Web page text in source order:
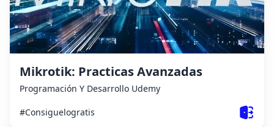
Mikrotik: Practicas Avanzadas
Programación Y Desarrollo Udemy
#Consiguelogratis